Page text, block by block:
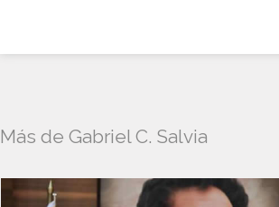
Más de Gabriel C. Salvia